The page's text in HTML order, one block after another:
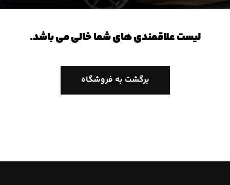
لیست علاقمندی های شما خالی می باشد.
برگشت به فروشگاه